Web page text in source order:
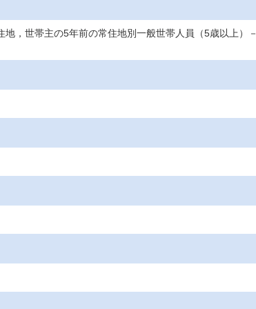
，世帯主の5年前の常住地別一般世帯人員（5歳以上）－